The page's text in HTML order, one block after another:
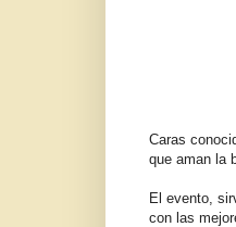
Caras
que aman la
El evento,
con las